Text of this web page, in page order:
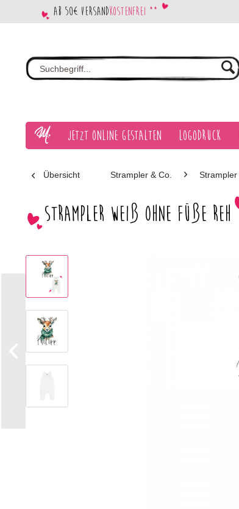
Ab 50€ Versandkostenfrei **
Jetzt Online gestalten Logodruck
Übersicht Strampler & Co. Strampler
Strampler weiß ohne Füße Reh